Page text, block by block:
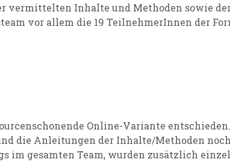
vermittelten Inhalte und Methoden sowie
vor allem die 19 TeilnehmerInnen der
Online-Variante
die Anleitungen der Inhalte/Methoden
im gesamten Team, wurden zusätzlich